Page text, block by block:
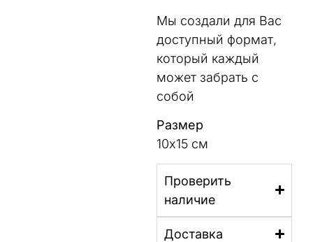
Мы создали для Вас
доступный формат,
который каждый
может забрать с
собой
Размер
10х15 см
Проверить
наличие
Доставка